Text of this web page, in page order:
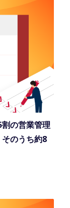
割の営業管理
のうち約8